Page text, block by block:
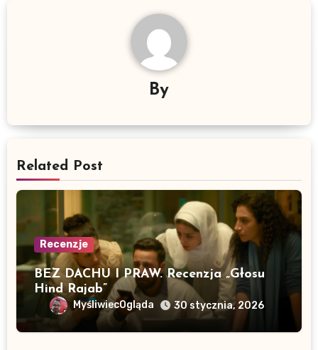
By
Related Post
Recenzje
BEZ DACHU I PRAW. Recenzja „Głosu
Hind Rajab”
MyśliwiecOgląda 30 stycznia, 2026